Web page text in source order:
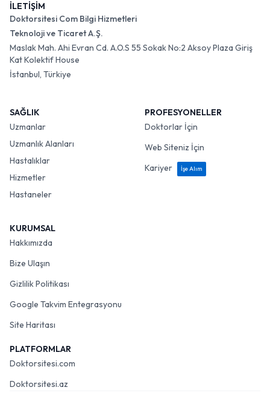
İLETİŞİM
Doktorsitesi Com Bilgi Hizmetleri
Teknoloji ve Ticaret A.Ş.
Maslak Mah. Ahi Evran Cd. A.O.S 55 Sokak No:2 Aksoy Plaza Giriş
Kat Kolektif House
İstanbul, Türkiye
SAĞLIK
Uzmanlar
Uzmanlık Alanları
Hastalıklar
Hizmetler
Hastaneler
PROFESYONELLER
Doktorlar İçin
Web Siteniz İçin
Kariyer
İşe Alım
KURUMSAL
Hakkımızda
Bize Ulaşın
Gizlilik Politikası
Google Takvim Entegrasyonu
Site Haritası
PLATFORMLAR
Doktorsitesi.com
Doktorsitesi.az